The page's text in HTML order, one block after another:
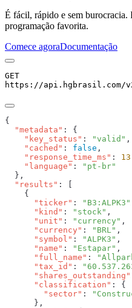
É fácil, rápido e sem burocracia.
programação favorita.
Comece agoraDocumentação
GET
https://api.hgbrasil.com/
  "metadata"
    "key_status"
: "valid"
    "cached"
: false
    "response_time_ms"
:
    "language"
:
  "results"
      "ticker"
: "B3:ALPK3"
      "kind"
: "stock"
      "unit"
: "currency"
      "currency"
: "BRL"
      "symbol"
: "ALPK3"
      "name"
: "Estapar"
      "full_name"
:
      "tax_id"
:
      "shares_outstanding"
      "classification"
        "sector"
: